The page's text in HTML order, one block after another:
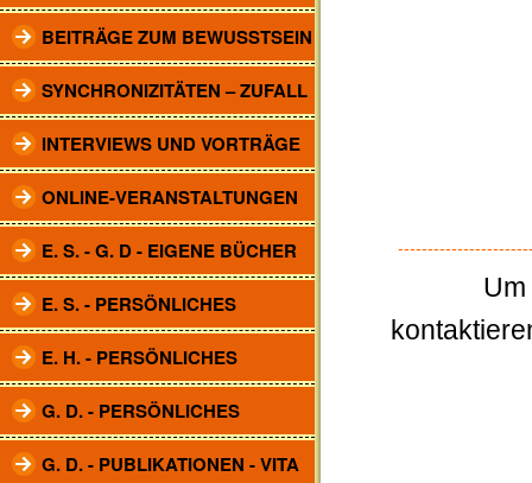
BEITRÄGE ZUM BEWUSSTSEIN
SYNCHRONIZITÄTEN – ZUFALL
INTERVIEWS UND VORTRÄGE
ONLINE-VERANSTALTUNGEN
E. S. - G. D - EIGENE BÜCHER
E. S. - PERSÖNLICHES
E. H. - PERSÖNLICHES
G. D. - PERSÖNLICHES
G. D. - PUBLIKATIONEN - VITA